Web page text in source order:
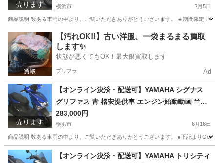
売ります
-Yard
横浜市 7月5日
商品説明 数ある車両の中より、ご覧いただきありがとうございます。 ★期間限定
神奈川 横浜市 ホンダ エンジン
【汚れOK‼️】古い洋服、一袋まるまる買取
します✨
状態が悪くてもOK！最大限買取します
プリフラ Ad
売ります
【オンライン決済・配送可】YAMAHA シグナス
グリファス 青 格安提供車 エンジン始動動画 半額
配送キャンペーン 期間限定 現状渡し諸経費￥0 横
浜 P-Yard
283,000円
横浜市 6月16日
商品説明 数ある車両の中より、ご覧いただきありがとうございます。 ●下記より
神奈川 横浜市 ヤマハ シグナス
【オンライン決済・配送可】YAMAHA トリシティ